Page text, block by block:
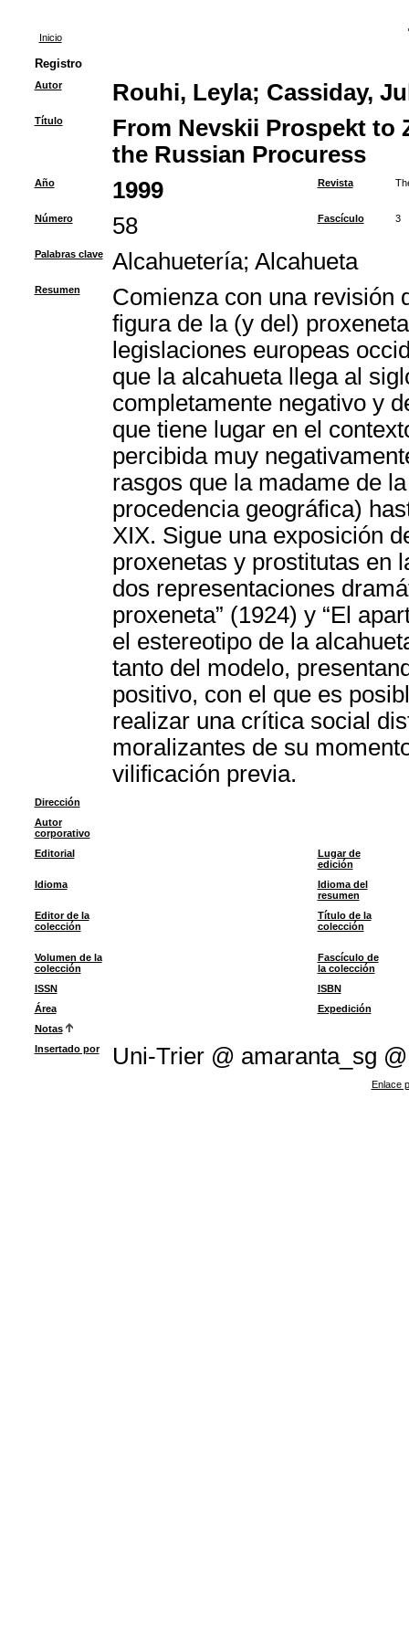
Inicio
Registro
Autor Rouhi, Leyla; Cassiday,
Título
From Nevskii Prospekt to
the Russian Procuress
Año 1999 Revista
Número 58 Fascículo 3
Palabras clave Alcahuetería; Alcahueta
Resumen
Comienza con una revisión
figura de la (y del)
legislaciones europeas
que la alcahueta llega al
completamente negativo y
que tiene lugar en el
percibida muy
rasgos que la madame de
procedencia geográfica)
XIX. Sigue una exposición
proxenetas y prostitutas en
dos representaciones
proxeneta” (1924) y “El
el estereotipo de la
tanto del modelo,
positivo, con el que es
realizar una crítica social
moralizantes de su
vilificación previa.
Dirección
Autor
corporativo
Editorial
Lugar de
edición
Idioma
Idioma del
resumen
Editor de la
colección
Título de la
colección
Volumen de la
colección
Fascículo de
la colección
ISSN
ISBN
Área
Expedición
Notas
Insertado por
Uni-Trier @ amaranta_sg @
Enlace